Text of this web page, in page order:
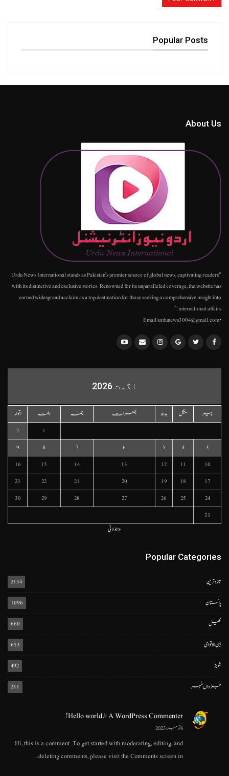
Popular Posts
About Us
"Urdu News International stands as Pakistan's premier source of global news, captivating readers
with its distinctive and exclusive stories. Renowned for its unparalleled coverage, the website has
earned widespread acclaim as a top destination for those seeking a comprehensive insight into
international affairs."
•Email:urdunews3004@gmail.com
اگست 2026
پیر منگل بدھ جمعرات جمعہ ہفتہ
اتوار
1
2
3
4
5
6
7
8
9
10
11
12
13
14
15
16
17
18
19
20
21
22
23
24
25
26
27
28
29
30
31
« جولائی
Popular Categories
تازہ ترین 2134
پاکستان 1096
کھیل 660
بین الاقوامی 653
شوبز 492
جڑواں شہر 211
A WordPress CommenterازHello world!
6 نومبر 2023
Hi, this is a comment. To get started with moderating, editing, and
deleting comments, please visit the Comments screen in…